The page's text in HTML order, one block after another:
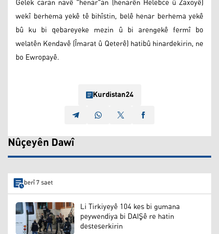
wekî berhema yekê tê bihîstin, belê henar berhema yekê
bû ku bi qebareyeke mezin û bi arengekê fermî bo
welatên Kendavê (Îmarat û Qeterê) hatibû hinardekirin, ne
bo Ewropayê.
Kurdistan24
Nûçeyên Dawî
berî 7 saet
Li Tirkiyeyê 104 kes bi gumana
peywendiya bi DAIŞê re hatin
desteserkirin